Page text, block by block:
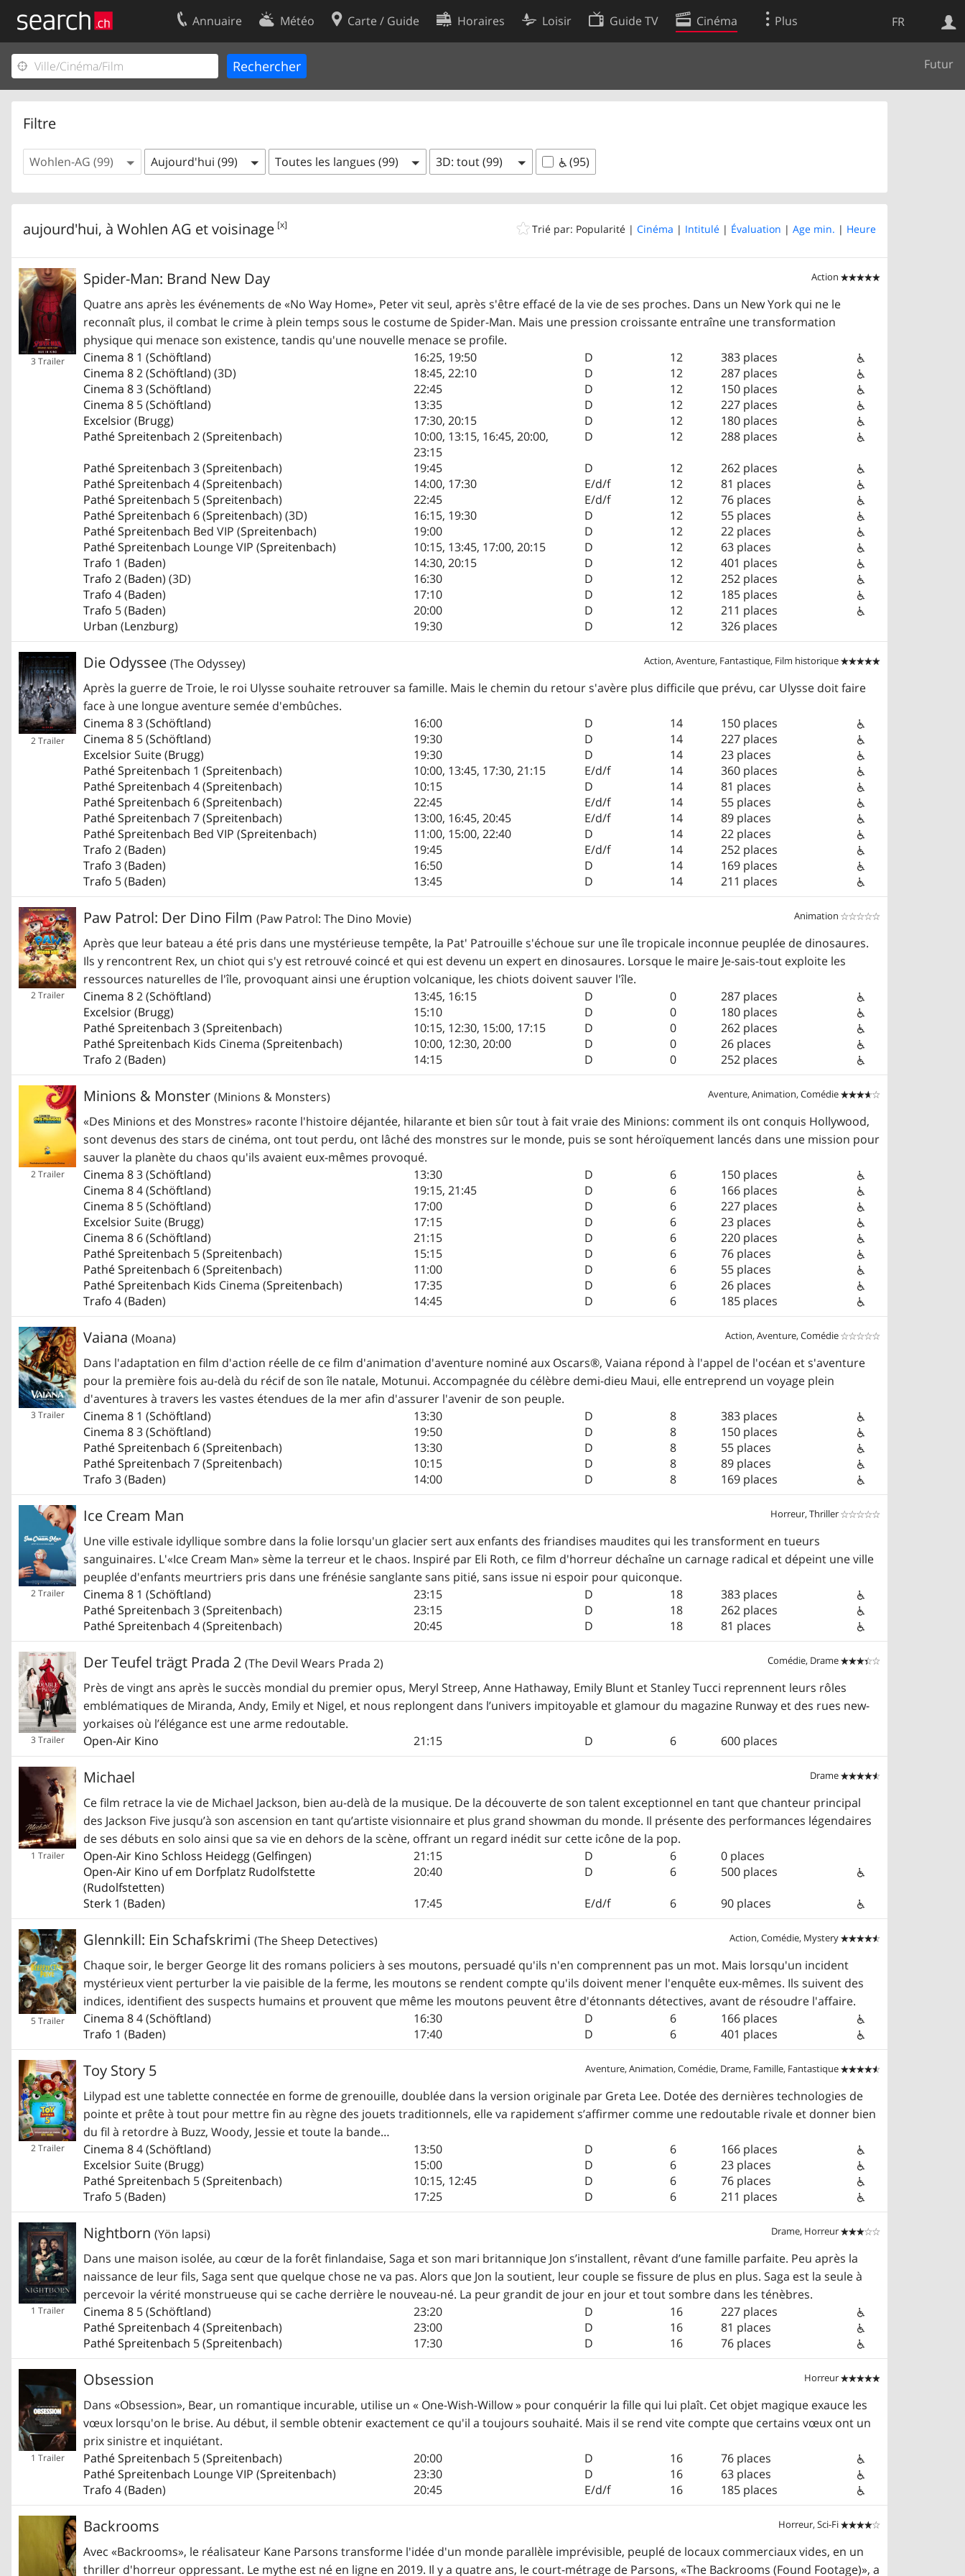
FR
Annuaire Météo Carte / Guide Horaires Loisir Guide TV Cinéma Plus
Futur
Filtre
Wohlen-AG (99) Aujourd'hui (99) Toutes les langues (99) 3D: tout (99) (95)
Trié par: Popularité | Cinéma | Intitulé | Évaluation | Age min. | Heure
aujourd'hui, à Wohlen AG et voisinage [x]
Action 

3 Trailer
Spider-Man: Brand New Day
Quatre ans après les événements de «No Way Home», Peter vit seul, après s'être effacé de la vie de ses proches. Dans un New York qui ne le
reconnaît plus, il combat le crime à plein temps sous le costume de Spider-Man. Mais une pression croissante entraîne une transformation
physique qui menace son existence, tandis qu'une nouvelle menace se profile.
Cinema 8 1 (Schöftland) 16:25, 19:50 D 12
383 places
Cinema 82 (Schöftland) (3D) 18:45, 22:10 D 12
287 places
Cinema 83 (Schöftland) 22:45 D 12
150 places
Cinema 8 5 (Schöftland) 13:35 D 12
227 places
Excelsior(Brugg) 17:30, 20:15 D 12
180 places
Pathé Spreitenbach 2 (Spreitenbach) 10:00, 13:15, 16:45, 20:00,
23:15
D 12
288 places
Pathé Spreitenbach 3 (Spreitenbach) 19:45 D 12
262 places
Pathé Spreitenbach 4 (Spreitenbach) 14:00, 17:30 E/d/f 12
81 places
Pathé Spreitenbach 5 (Spreitenbach) 22:45 E/d/f 12
76 places
Pathé Spreitenbach 6 (Spreitenbach) (3D) 16:15, 19:30 D 12
55 places
Pathé Spreitenbach Bed VIP (Spreitenbach) 19:00 D 12
22 places
Pathé Spreitenbach Lounge VIP (Spreitenbach) 10:15, 13:45, 17:00, 20:15 D 12
63 places
Trafo 1 (Baden) 14:30, 20:15 D 12
401 places
Trafo 2 (Baden) (3D) 16:30 D 12
252 places
Trafo 4 (Baden) 17:10 D 12
185 places
Trafo 5 (Baden) 20:00 D 12
211 places
Urban (Lenzburg) 19:30 D 12 326 places
Action, Aventure, Fantastique, Film historique 

2 Trailer
Die Odyssee (The Odyssey)
Après la guerre de Troie, le roi Ulysse souhaite retrouver sa famille. Mais le chemin du retour s'avère plus difficile que prévu, car Ulysse doit faire
face à une longue aventure semée d'embûches.
Cinema 83 (Schöftland) 16:00 D 14
150 places
Cinema 8 5 (Schöftland) 19:30 D 14
227 places
ExcelsiorSuite (Brugg) 19:30 D 14
23 places
Pathé Spreitenbach 1 (Spreitenbach) 10:00, 13:45, 17:30, 21:15 E/d/f 14
360 places
Pathé Spreitenbach 4 (Spreitenbach) 10:15 D 14
81 places
Pathé Spreitenbach 6 (Spreitenbach) 22:45 E/d/f 14
55 places
Pathé Spreitenbach 7 (Spreitenbach) 13:00, 16:45, 20:45 E/d/f 14
89 places
Pathé Spreitenbach Bed VIP (Spreitenbach) 11:00, 15:00, 22:40 D 14
22 places
Trafo 2 (Baden) 19:45 E/d/f 14
252 places
Trafo 3 (Baden) 16:50 D 14
169 places
Trafo 5 (Baden) 13:45 D 14 211 places
Animation 

2 Trailer
Paw Patrol: Der Dino Film (Paw Patrol: The Dino Movie)
Après que leur bateau a été pris dans une mystérieuse tempête, la Pat' Patrouille s'échoue sur une île tropicale inconnue peuplée de dinosaures.
Ils y rencontrent Rex, un chiot qui s'y est retrouvé coincé et qui est devenu un expert en dinosaures. Lorsque le maire Je-sais-tout exploite les
ressources naturelles de l'île, provoquant ainsi une éruption volcanique, les chiots doivent sauver l'île.
Cinema 82 (Schöftland) 13:45, 16:15 D 0
287 places
Excelsior(Brugg) 15:10 D 0
180 places
Pathé Spreitenbach 3 (Spreitenbach) 10:15, 12:30, 15:00, 17:15 D 0
262 places
Pathé Spreitenbach Kids Cinema (Spreitenbach) 10:00, 12:30, 20:00 D 0
26 places
Trafo 2 (Baden) 14:15 D 0 252 places
Aventure, Animation, Comédie 

2 Trailer
Minions & Monster (Minions & Monsters)
«Des Minions et des Monstres» raconte l'histoire déjantée, hilarante et bien sûr tout à fait vraie des Minions: comment ils ont conquis Hollywood,
sont devenus des stars de cinéma, ont tout perdu, ont lâché des monstres sur le monde, puis se sont héroïquement lancés dans une mission pour
sauver la planète du chaos qu'ils avaient eux-mêmes provoqué.
Cinema 83 (Schöftland) 13:30 D 6
150 places
Cinema 84 (Schöftland) 19:15, 21:45 D 6
166 places
Cinema 8 5 (Schöftland) 17:00 D 6
227 places
ExcelsiorSuite (Brugg) 17:15 D 6
23 places
Cinema 8 6 (Schöftland) 21:15 D 6
220 places
Pathé Spreitenbach 5 (Spreitenbach) 15:15 D 6
76 places
Pathé Spreitenbach 6 (Spreitenbach) 11:00 D 6
55 places
Pathé Spreitenbach Kids Cinema (Spreitenbach) 17:35 D 6
26 places
Trafo 4 (Baden) 14:45 D 6 185 places
Action, Aventure, Comédie 

3 Trailer
Vaiana (Moana)
Dans l'adaptation en film d'action réelle de ce film d'animation d'aventure nominé aux Oscars®, Vaiana répond à l'appel de l'océan et s'aventure
pour la première fois au-delà du récif de son île natale, Motunui. Accompagnée du célèbre demi-dieu Maui, elle entreprend un voyage plein
d'aventures à travers les vastes étendues de la mer afin d'assurer l'avenir de son peuple.
Cinema 8 1 (Schöftland) 13:30 D 8
383 places
Cinema 83 (Schöftland) 19:50 D 8
150 places
Pathé Spreitenbach 6 (Spreitenbach) 13:30 D 8
55 places
Pathé Spreitenbach 7 (Spreitenbach) 10:15 D 8
89 places
Trafo 3 (Baden) 14:00 D 8 169 places
Horreur, Thriller 

2 Trailer
Ice Cream Man
Une ville estivale idyllique sombre dans la folie lorsqu'un glacier sert aux enfants des friandises maudites qui les transforment en tueurs
sanguinaires. L'«Ice Cream Man» sème la terreur et le chaos. Inspiré par Eli Roth, ce film d'horreur déchaîne un carnage radical et dépeint une ville
peuplée d'enfants meurtriers pris dans une frénésie sanglante sans pitié, sans issue ni espoir pour quiconque.
Cinema 8 1 (Schöftland) 23:15 D 18
383 places
Pathé Spreitenbach 3 (Spreitenbach) 23:15 D 18
262 places
Pathé Spreitenbach 4 (Spreitenbach) 20:45 D 18 81 places
Comédie, Drame 

3 Trailer
Der Teufel trägt Prada 2 (The Devil Wears Prada 2)
Près de vingt ans après le succès mondial du premier opus, Meryl Streep, Anne Hathaway, Emily Blunt et Stanley Tucci reprennent leurs rôles
emblématiques de Miranda, Andy, Emily et Nigel, et nous replongent dans l’univers impitoyable et glamour du magazine Runway et des rues new-
yorkaises où l’élégance est une arme redoutable.
Open-Air Kino
21:15 D 6 600 places
Drame 

1 Trailer
Michael
Ce film retrace la vie de Michael Jackson, bien au-delà de la musique. De la découverte de son talent exceptionnel en tant que chanteur principal
des Jackson Five jusqu’à son ascension en tant qu’artiste visionnaire et plus grand showman du monde. Il présente des performances légendaires
de ses débuts en solo ainsi que sa vie en dehors de la scène, offrant un regard inédit sur cette icône de la pop.
Open-Air Kino Schloss Heidegg(Gelfingen) 21:15 D 6
0 places
Open-Air Kino uf em Dorfplatz Rudolfstette
(Rudolfstetten)
20:40 D 6
500 places
Sterk 1 (Baden) 17:45 E/d/f 6 90 places
Action, Comédie, Mystery 

5 Trailer
Glennkill: Ein Schafskrimi (The Sheep Detectives)
Chaque soir, le berger George lit des romans policiers à ses moutons, persuadé qu'ils n'en comprennent pas un mot. Mais lorsqu'un incident
mystérieux vient perturber la vie paisible de la ferme, les moutons se rendent compte qu'ils doivent mener l'enquête eux-mêmes. Ils suivent des
indices, identifient des suspects humains et prouvent que même les moutons peuvent être d'étonnants détectives, avant de résoudre l'affaire.
Cinema 84 (Schöftland) 16:30 D 6
166 places
Trafo 1 (Baden) 17:40 D 6 401 places
Aventure, Animation, Comédie, Drame, Famille, Fantastique 

2 Trailer
Toy Story 5
Lilypad est une tablette connectée en forme de grenouille, doublée dans la version originale par Greta Lee. Dotée des dernières technologies de
pointe et prête à tout pour mettre fin au règne des jouets traditionnels, elle va rapidement s’affirmer comme une redoutable rivale et donner bien
du fil à retordre à Buzz, Woody, Jessie et toute la bande…
Cinema 84 (Schöftland) 13:50 D 6
166 places
ExcelsiorSuite (Brugg) 15:00 D 6
23 places
Pathé Spreitenbach 5 (Spreitenbach) 10:15, 12:45 D 6
76 places
Trafo 5 (Baden) 17:25 D 6 211 places
Drame, Horreur 

1 Trailer
Nightborn (Yön lapsi)
Dans une maison isolée, au cœur de la forêt finlandaise, Saga et son mari britannique Jon s’installent, rêvant d’une famille parfaite. Peu après la
naissance de leur fils, Saga sent que quelque chose ne va pas. Alors que Jon la soutient, leur couple se fissure de plus en plus. Saga est la seule à
percevoir la vérité monstrueuse qui se cache derrière le nouveau-né. La peur grandit de jour en jour et tout sombre dans les ténèbres.
Cinema 8 5 (Schöftland) 23:20 D 16
227 places
Pathé Spreitenbach 4 (Spreitenbach) 23:00 D 16
81 places
Pathé Spreitenbach 5 (Spreitenbach) 17:30 D 16 76 places
Horreur 

1 Trailer
Obsession
Dans «Obsession», Bear, un romantique incurable, utilise un « One-Wish-Willow » pour conquérir la fille qui lui plaît. Cet objet magique exauce les
vœux lorsqu'on le brise. Au début, il semble obtenir exactement ce qu'il a toujours souhaité. Mais il se rend vite compte que certains vœux ont un
prix sinistre et inquiétant.
Pathé Spreitenbach 5 (Spreitenbach) 20:00 D 16
76 places
Pathé Spreitenbach Lounge VIP (Spreitenbach) 23:30 D 16
63 places
Trafo 4 (Baden) 20:45 E/d/f 16 185 places
Horreur, Sci-Fi 

Backrooms
Avec «Backrooms», le réalisateur Kane Parsons transforme l'idée d'un monde parallèle imprévisible, peuplé de locaux commerciaux vides, en un
thriller d'horreur oppressant. Le mythe est né en ligne en 2019. Il y a quatre ans, le court-métrage de Parsons, «The Backrooms (Found Footage)», a
Votre inscription
Centre clients
Contact
Conditions d’utilisation
Préférences de cookies